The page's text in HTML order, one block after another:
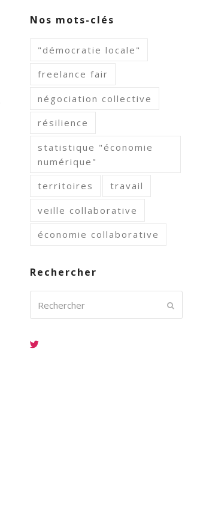
Nos mots-clés
"démocratie locale"
freelance fair
négociation collective
résilience
statistique "économie
numérique"
territoires travail
veille collaborative
économie collaborative
Rechercher